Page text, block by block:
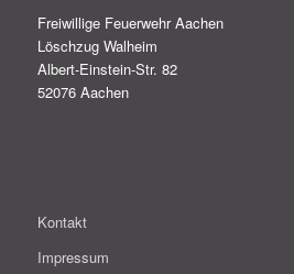
Freiwillige Feuerwehr Aachen
Löschzug Walheim
Albert-Einstein-Str. 82
52076 Aachen
Kontakt
Impressum